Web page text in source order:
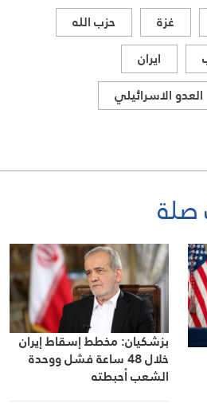
غزة
حزب الله
ايران
العدو الاسرائيلي
صلة
بزشكيان: مخطط إسقاط إيران
خلال 48 ساعة فشل ووحدة
الشعب أحبطته